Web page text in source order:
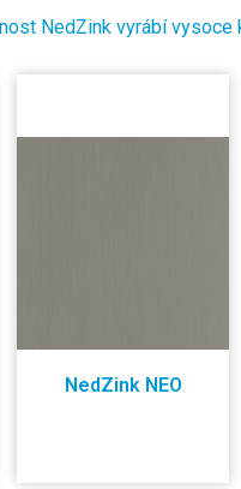
NedZink vyrábí
NedZink NEO